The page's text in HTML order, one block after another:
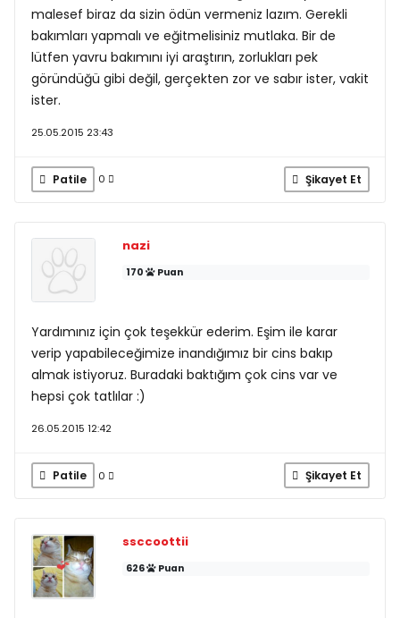
malesef biraz da sizin ödün vermeniz lazım. Gerekli
bakımları yapmalı ve eğitmelisiniz mutlaka. Bir de
lütfen yavru bakımını iyi araştırın, zorlukları pek
göründüğü gibi değil, gerçekten zor ve sabır ister, vakit
ister.
25.05.2015 23:43
Patile 0 Şikayet Et
nazi
170 Puan
Yardımınız için çok teşekkür ederim. Eşim ile karar
verip yapabileceğimize inandığımız bir cins bakıp
almak istiyoruz. Buradaki baktığım çok cins var ve
hepsi çok tatlılar :)
26.05.2015 12:42
Patile 0 Şikayet Et
ssccoottii
626 Puan